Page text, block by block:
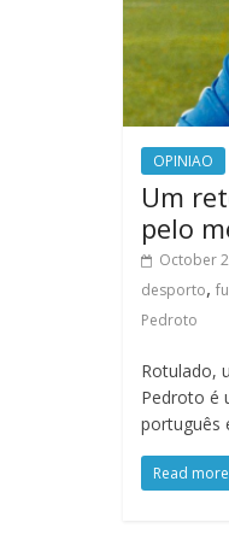
OPINIAO
Um
pelo
October
desporto,
Pedroto
Rotulado,
Pedroto é
português
Read more